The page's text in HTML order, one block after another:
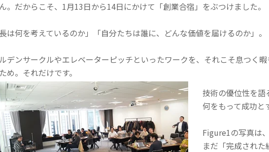
。 だからこそ、1月13日から14日にかけて「創業合宿」をぶつけました。
長は何を考えているのか」「自分たちは誰に、どんな価値を届けるのか」。
デンサークルやエレベーターピッチといったワークを、それこそ息つく
め。それだけです。
技術の優位性を語
何をもって成功と
Figure1の写真は
まだ「完成された